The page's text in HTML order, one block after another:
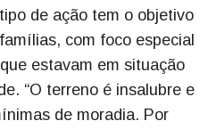
de ação tem o objetivo
com foco especial
estavam em situação
“O terreno é insalubre e
de moradia. Por